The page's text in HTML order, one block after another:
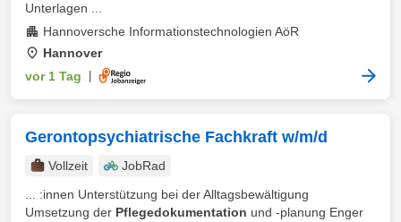
Unterlagen ...
Hannoversche Informationstechnologien AöR
Hannover
vor 1 Tag
Gerontopsychiatrische Fachkraft w/m/d
Vollzeit
JobRad
... :innen Unterstützung bei der Alltagsbewältigung
Umsetzung der Pflegedokumentation und -planung Enger